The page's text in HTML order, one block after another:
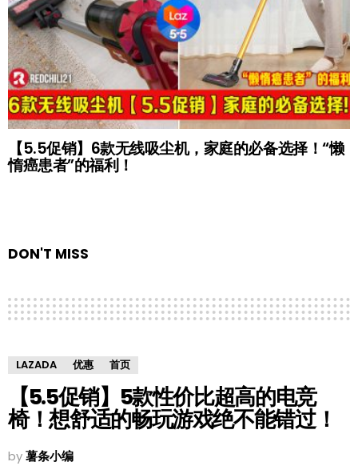
【5.5促销】6款无线吸尘机，家庭的必备选择！“懒
惰癌患者”的福利！
DON'T MISS
LAZADA 优惠 首页
【5.5促销】5款性价比超高的电竞
椅！想舒适的畅玩游戏绝不能错过！
by薯条小编